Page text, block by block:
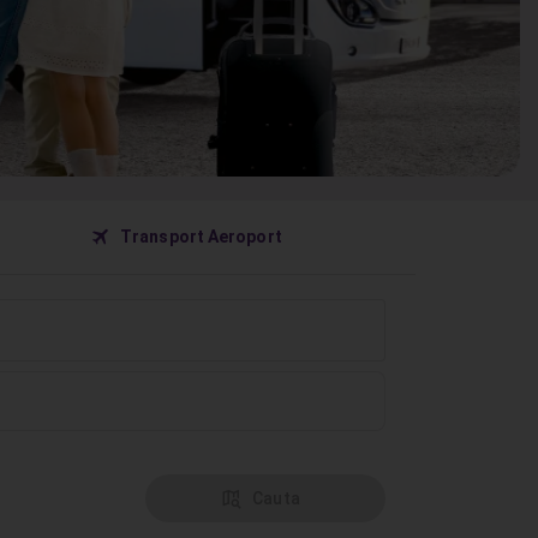
󰀝 Transport Aeroport